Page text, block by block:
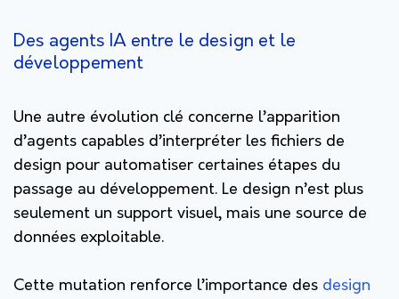
Des agents IA entre le design et le
développement
Une autre évolution clé concerne l’apparition
d’agents capables d’interpréter les fichiers de
design pour automatiser certaines étapes du
passage au développement. Le design n’est plus
seulement un support visuel, mais une source de
données exploitable.
Cette mutation renforce l’importance des design